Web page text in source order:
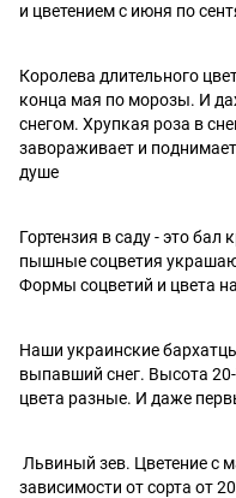
и цветением с июня по
Королева длительного
конца мая по морозы. И
снегом. Хрупкая роза в
завораживает и
душе
Гортензия в саду - это
пышные соцветия
Формы соцветий и цвета
Наши украинские
выпавший снег. Высота
цвета разные. И даже
Львиный зев. Цветение с
зависимости от сорта от